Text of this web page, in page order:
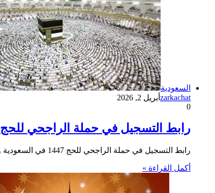
السعودية
zarkachat أبريل 2, 2026
0
رابط التسجيل في حملة الراجحي للحج 1447 في السعودية
رابط التسجيل في حملة الراجحي للحج 1447 في السعودية وهي مبادرة خيرية سنوية تقدمها مؤسسة الراجحي لتمكين الفئات المستحقة من…
أكمل القراءة »